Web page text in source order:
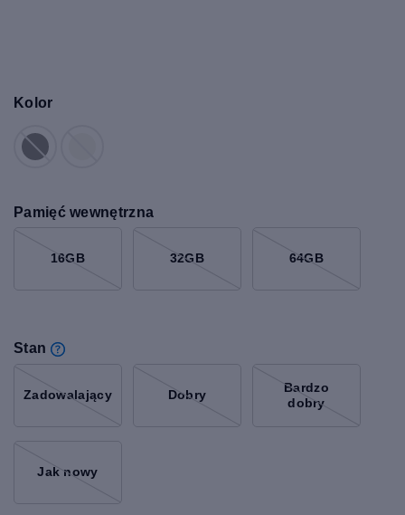
Kolor
Pamięć wewnętrzna
16GB 32GB 64GB
Stan
Zadowalający Dobry
Bardzo
dobry
Jak nowy